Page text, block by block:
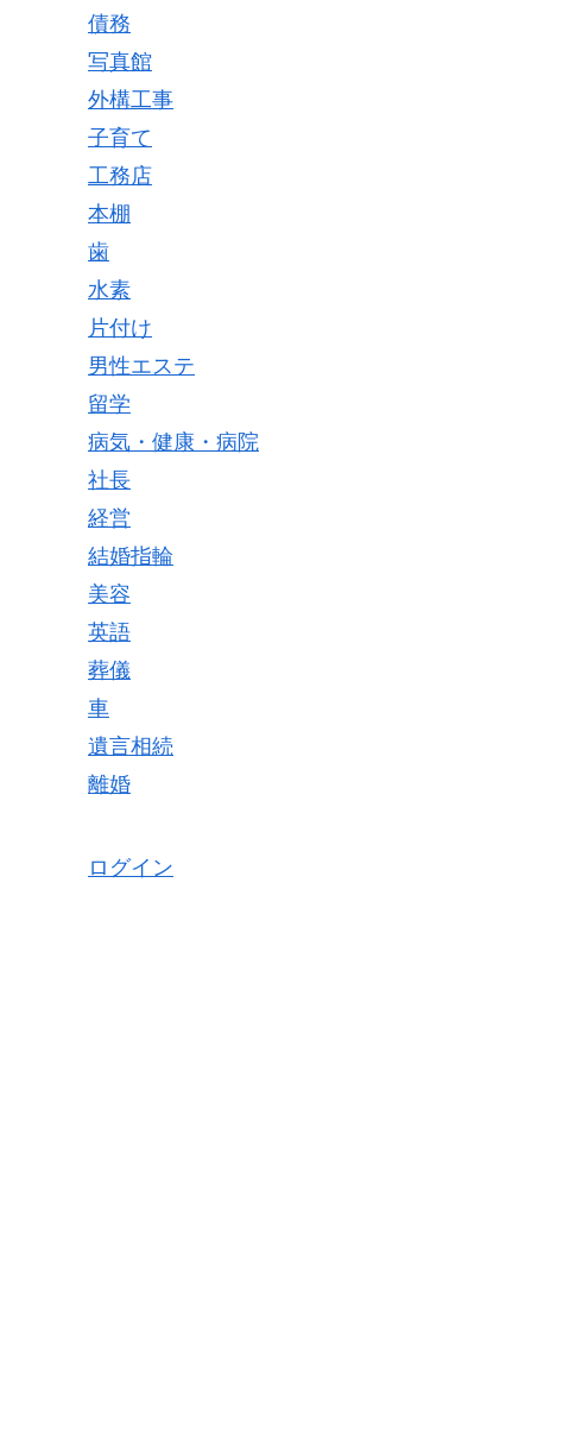
債務
写真館
外構工事
子育て
工務店
本棚
歯
水素
片付け
男性エステ
留学
病気・健康・病院
社長
経営
結婚指輪
美容
英語
葬儀
車
遺言相続
離婚
ログイン